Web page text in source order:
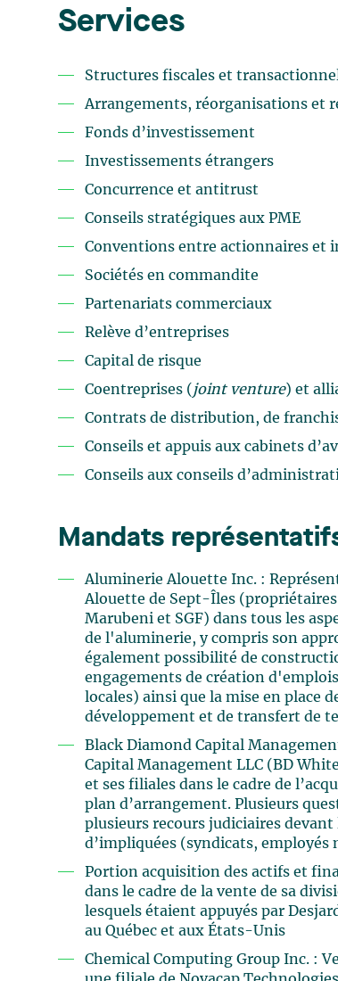
Services
Structures fiscales et
Arrangements, réorganisations et
Fonds d’investissement
Investissements étrangers
Concurrence et antitrust
Conseils stratégiques aux PME
Conventions entre actionnaires et
Sociétés en commandite
Partenariats commerciaux
Relève d’entreprises
Capital de risque
Coentreprises ( joint venture) et
Contrats de distribution, de
Conseils et appuis aux cabinets
Conseils aux conseils
Mandats
Aluminerie Alouette Inc. :
Alouette de Sept-Îles
Marubeni et SGF) dans tous les
de l'aluminerie, y compris son
également possibilité de
engagements de création
locales) ainsi que la mise en place
développement et de transfert de
Black Diamond Capital
Capital Management LLC (BD
et ses filiales dans le cadre de
plan d’arrangement. Plusieurs
plusieurs recours judiciaires
d’impliquées (syndicats,
Portion acquisition des actifs et
dans le cadre de la vente de sa
lesquels étaient appuyés par
au Québec et aux États-Unis
Chemical Computing Group Inc. :